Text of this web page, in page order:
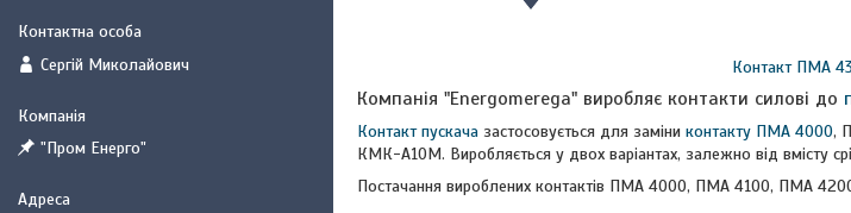
Контакт ПМА
Компанія "Energomerega" виробляє контакти силові до
Контакт пускача застосовується для заміни контакту ПМА 4000,
КМК-А10М. Виробляється у двох варіантах, залежно від вмісту
Постачання вироблених контактів ПМА 4000, ПМА 4100, ПМА 4200
Сергій Миколайович
"Пром Енерго"